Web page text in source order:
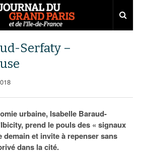
Paris
Serfaty –
urbaine, Isabelle Baraud-
prend le pouls des « signaux
demain et invite à repenser sans
dans la cité.